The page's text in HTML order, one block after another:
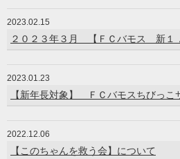
2023.02.15
２０２３年３月 【ＦＣバモス 新１
2023.01.23
【新年長対象】 ＦＣバモスちびっこ
2022.12.06
【このちゃんを救う会】について